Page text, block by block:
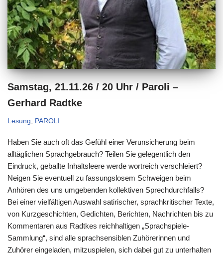
Samstag, 21.11.26 / 20 Uhr / Paroli –
Gerhard Radtke
Lesung, PAROLI
Haben Sie auch oft das Gefühl einer Verunsicherung beim
alltäglichen Sprachgebrauch? Teilen Sie gelegentlich den
Eindruck, geballte Inhaltsleere werde wortreich verschleiert?
Neigen Sie eventuell zu fassungslosem Schweigen beim
Anhören des uns umgebenden kollektiven Sprechdurchfalls?
Bei einer vielfältigen Auswahl satirischer, sprachkritischer Texte,
von Kurzgeschichten, Gedichten, Berichten, Nachrichten bis zu
Kommentaren aus Radtkes reichhaltigen „Sprachspiele-
Sammlung“, sind alle sprachsensiblen Zuhörerinnen und
Zuhörer eingeladen, mitzuspielen, sich dabei gut zu unterhalten